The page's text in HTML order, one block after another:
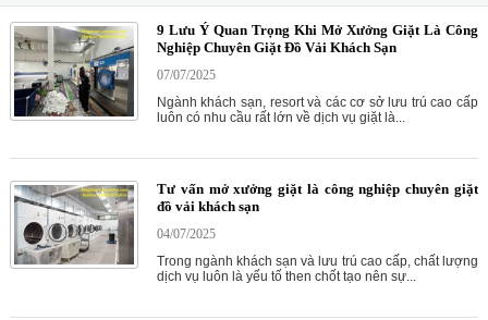
9 Lưu Ý Quan Trọng Khi Mở Xưởng Giặt Là Công
Nghiệp Chuyên Giặt Đồ Vải Khách Sạn
07/07/2025
Ngành khách sạn, resort và các cơ sở lưu trú cao cấp
luôn có nhu cầu rất lớn về dịch vụ giặt là...
Tư vấn mở xưởng giặt là công nghiệp chuyên giặt
đồ vải khách sạn
04/07/2025
Trong ngành khách sạn và lưu trú cao cấp, chất lượng
dịch vụ luôn là yếu tố then chốt tạo nên sự...